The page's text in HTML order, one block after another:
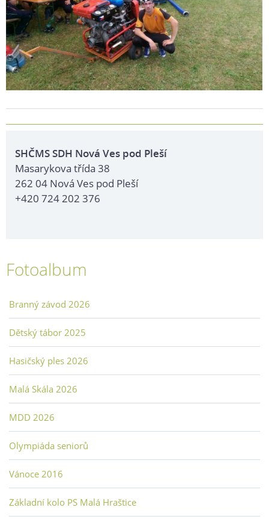
SHČMS SDH Nová Ves pod Pleší
Masarykova třída 38
262 04 Nová Ves pod Pleší
+420 724 202 376
Fotoalbum
Branný závod 2026
Dětský tábor 2025
Hasičský ples 2026
Malá Skála 2026
MDD 2026
Olympiáda seniorů
Vánoce 2016
Základní kolo PS Malá Hraštice